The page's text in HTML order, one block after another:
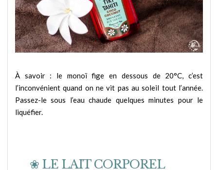
À savoir : le monoï fige en dessous de 20°C, c’est
l’inconvénient quand on ne vit pas au soleil tout l’année.
Passez-le sous l’eau chaude quelques minutes pour le
liquéfier.
❀ LE LAIT CORPOREL